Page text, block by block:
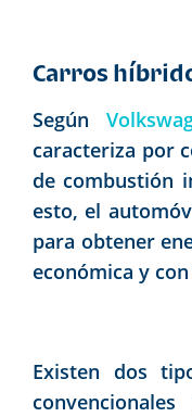
Carros
Según
caracteriza por
de combustión
esto, el
para obtener
económica y
Existen dos